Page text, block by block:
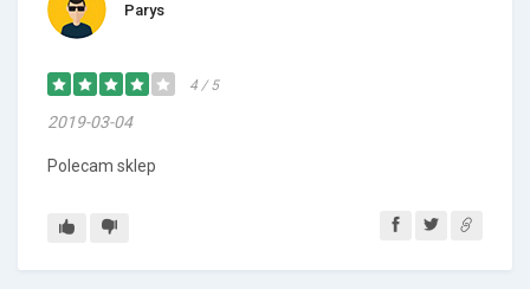
Parys
4 / 5
2019-03-04
Polecam sklep